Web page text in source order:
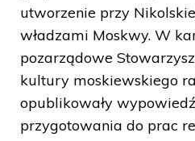
utworzenie przy
władzami Moskwy. W
pozarządowe
kultury moskiewskiego
opublikowały
przygotowania do prac